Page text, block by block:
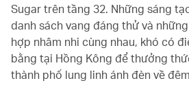
Sugar trên tầng 32. Những sáng
danh sách vang đáng thử và
hợp nhâm nhi cùng nhau, khó có
bằng tại Hồng Kông để thưởng
thành phố lung linh ánh đèn về